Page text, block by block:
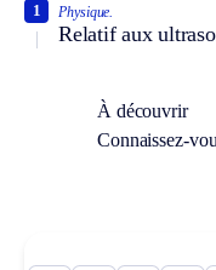
Physique.
Relatif aux
1
À découvrir
Connaissez-